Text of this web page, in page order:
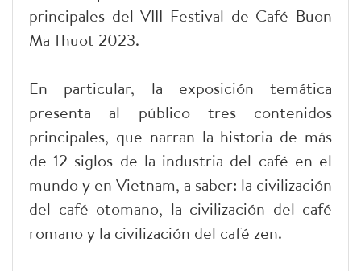
principales del VIII Festival de Café Buon
Ma Thuot 2023.
En particular, la exposición temática
presenta al público tres contenidos
principales, que narran la historia de más
de 12 siglos de la industria del café en el
mundo y en Vietnam, a saber: la civilización
del café otomano, la civilización del café
romano y la civilización del café zen.